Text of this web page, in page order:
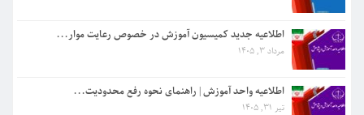
اطلاعیه جدید کمیسیون آموزش در خصوص رعایت موار...
مرداد 3, 1405
اطلاعیه واحد آموزش | راهنمای نحوه رفع محدودیت...
تیر 31, 1405
اطلاعیه واحد آموزش | راهنمای نحوه رفع محدودیت...
برگزاری مراسم اختبار دفتریاران اسناد رسمی در ...
تیر 31, 1405